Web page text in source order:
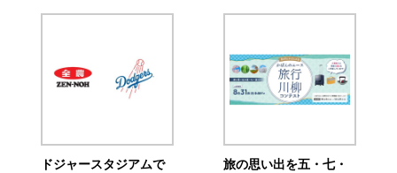
ドジャースタジアムで
旅の思い出を五・七・